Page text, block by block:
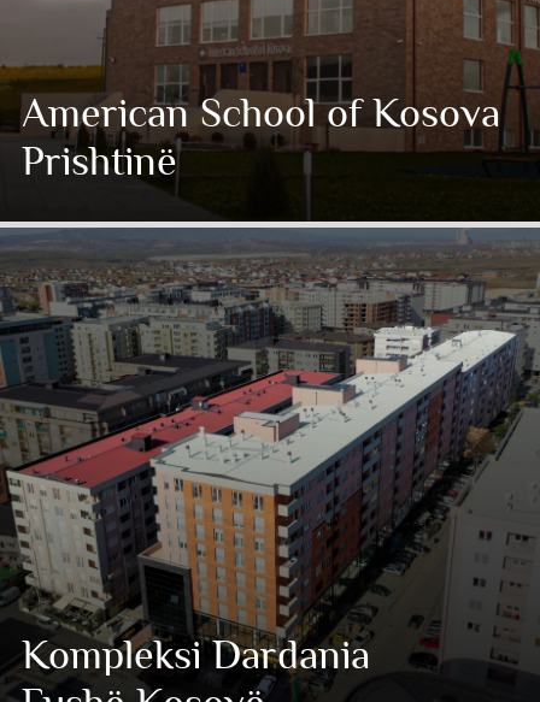
American School of Kosova
Prishtinë
Kompleksi Dardania